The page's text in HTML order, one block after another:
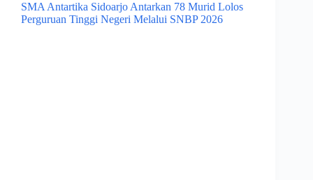
SMA Antartika Sidoarjo Antarkan 78 Murid Lolos
Perguruan Tinggi Negeri Melalui SNBP 2026